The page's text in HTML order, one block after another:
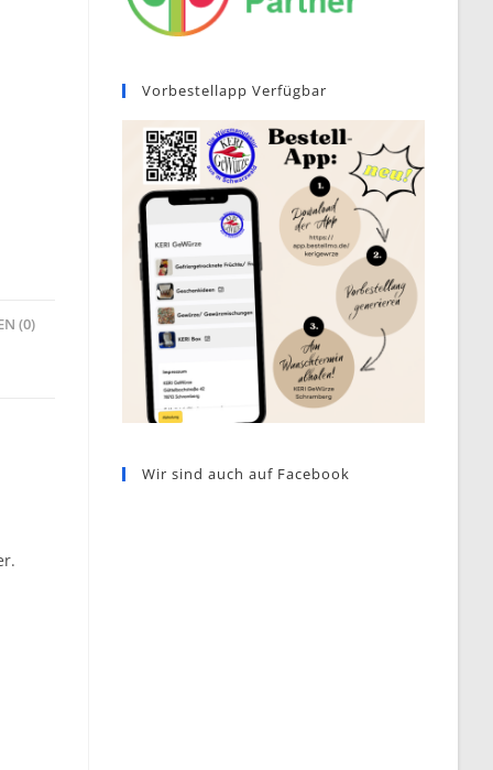
(0)
Vorbestellapp Verfügbar
Wir sind auch auf Facebook